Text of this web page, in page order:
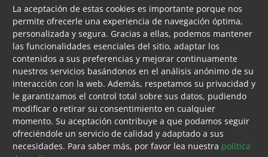
Buscador de farmacias
Bolsa de empleo
Formación contínua
Publicaciones y documentos
de interés
Ventanilla única
Canal ético
Servicios colegiales
COFM Servicios 31
Menú pie
Aviso legal Tecla de acceso 8
Accesibilidad Cookies Mapa web Contacto
La aceptación de estas cookies es importante porque nos
permite ofrecerle una experiencia de navegación óptima,
personalizada y segura. Gracias a ellas, podemos mantener
las funcionalidades esenciales del sitio, adaptar los
contenidos a sus preferencias y mejorar continuamente
nuestros servicios basándonos en el análisis anónimo de su
interacción con la web. Además, respetamos su privacidad y
le garantizamos el control total sobre sus datos, pudiendo
modificar o retirar su consentimiento en cualquier
momento. Su aceptación contribuye a que podamos seguir
ofreciéndole un servicio de calidad y adaptado a sus
necesidades. Para saber más, por favor lea nuestra política